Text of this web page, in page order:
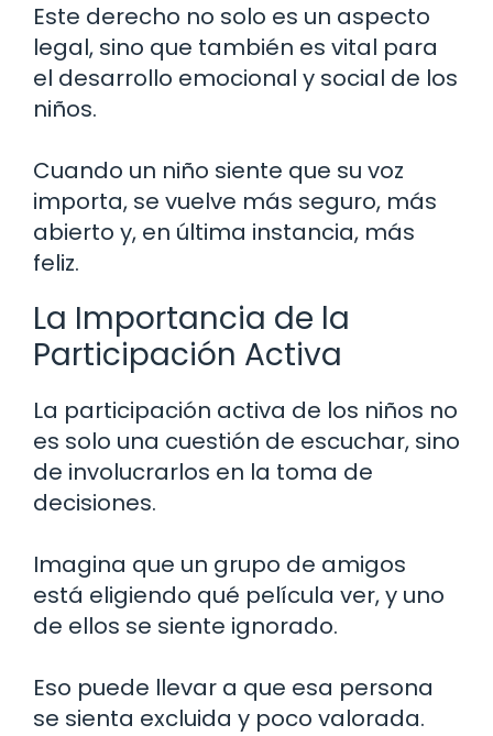
Este derecho no solo es un aspecto
legal, sino que también es vital para
el desarrollo emocional y social de los
niños.
Cuando un niño siente que su voz
importa, se vuelve más seguro, más
abierto y, en última instancia, más
feliz.
La Importancia de la
Participación Activa
La participación activa de los niños no
es solo una cuestión de escuchar, sino
de involucrarlos en la toma de
decisiones.
Imagina que un grupo de amigos
está eligiendo qué película ver, y uno
de ellos se siente ignorado.
Eso puede llevar a que esa persona
se sienta excluida y poco valorada.